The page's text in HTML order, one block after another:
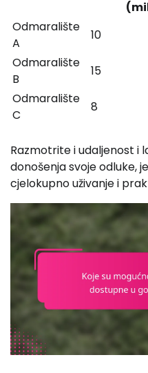
Odmaralište
A
10
Odmaralište
B
15
Odmaralište
C
8
Razmotrite i udaljenost i
donošenja svoje odluke,
cjelokupno uživanje i